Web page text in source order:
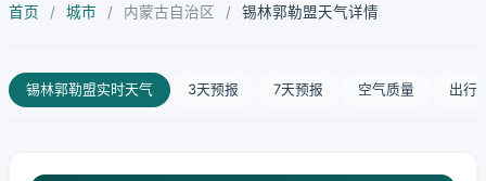
首页 / 城市 / 内蒙古自治区 / 锡林郭勒盟天气详情
锡林郭勒盟实时天气 3天预报 7天预报 空气质量 出行